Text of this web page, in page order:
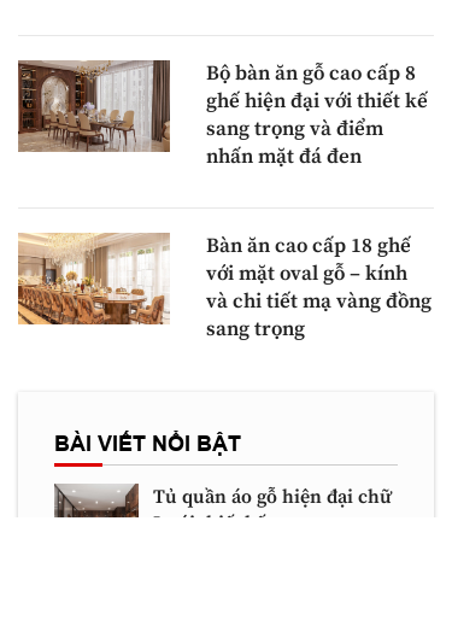
Bộ bàn ăn gỗ cao cấp 8
ghế hiện đại với thiết kế
sang trọng và điểm
nhấn mặt đá đen
Bàn ăn cao cấp 18 ghế
với mặt oval gỗ – kính
và chi tiết mạ vàng đồng
sang trọng
BÀI VIẾT NỔI BẬT
Tủ quần áo gỗ hiện đại chữ
L với thiết kế veneer nu